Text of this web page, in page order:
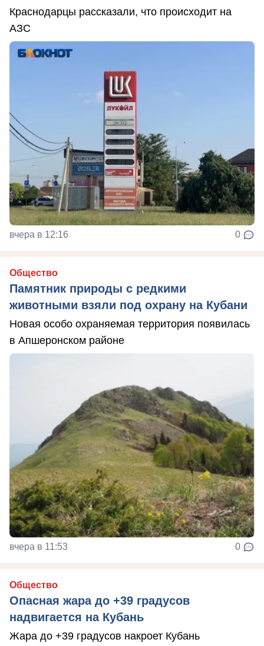
Краснодарцы рассказали, что происходит на
АЗС
вчера в 12:16 0
Общество
Памятник природы с редкими
животными взяли под охрану на Кубани
Новая особо охраняемая территория появилась
в Апшеронском районе
вчера в 11:53 0
Общество
Опасная жара до +39 градусов
надвигается на Кубань
Жара до +39 градусов накроет Кубань